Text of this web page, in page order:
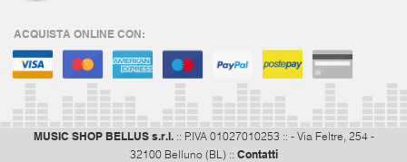
ACQUISTA ONLINE CON:
MUSIC SHOP BELLUS s.r.l.:: P.IVA 01027010253 :: - Via Feltre, 254 -
32100 Belluno (BL) :: Contatti